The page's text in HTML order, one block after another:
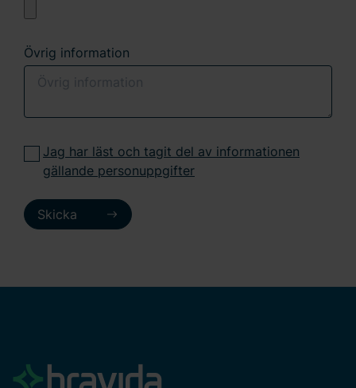
Övrig information
Jag har läst och tagit del av informationen
gällande personuppgifter
Skicka